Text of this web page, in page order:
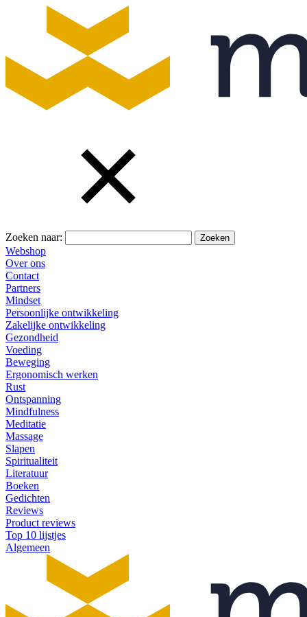
Zoeken naar:
Webshop
Over ons
Contact
Partners
Mindset
Persoonlijke ontwikkeling
Zakelijke ontwikkeling
Gezondheid
Voeding
Beweging
Ergonomisch werken
Rust
Ontspanning
Mindfulness
Meditatie
Massage
Slapen
Spiritualiteit
Literatuur
Boeken
Gedichten
Reviews
Product reviews
Top 10 lijstjes
Algemeen